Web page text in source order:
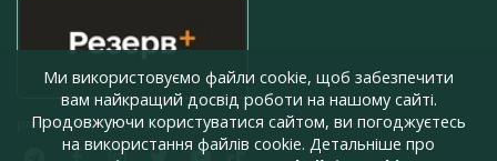
press@armyinform.com.ua
Ми використовуємо файли cookie, щоб забезпечити
вам найкращий досвід роботи на нашому сайті.
Продовжуючи користуватися сайтом, ви погоджуєтесь
на використання файлів cookie. Детальніше про